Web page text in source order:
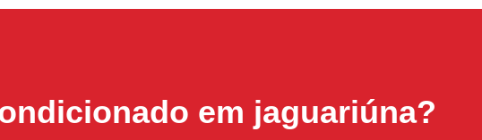
em jaguariúna?